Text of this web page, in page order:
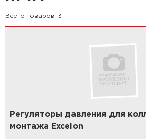
Всего товаров: 3
Регуляторы давления для
монтажа Excelon